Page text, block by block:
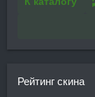
Рейтинг скина